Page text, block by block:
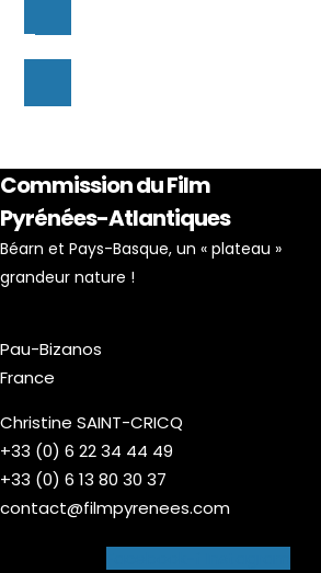
Commission du Film
Pyrénées-Atlantiques
Béarn et Pays-Basque, un « plateau »
grandeur nature !
Pau-Bizanos
France
Christine SAINT-CRICQ
+33 (0) 6 22 34 44 49
+33 (0) 6 13 80 30 37
contact@filmpyrenees.com